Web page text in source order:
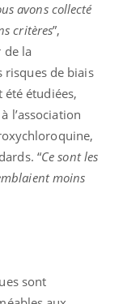
avons collecté
critères”,
de la
risques de biais
étudiées,
l’association
“Ce sont les
moins
sont